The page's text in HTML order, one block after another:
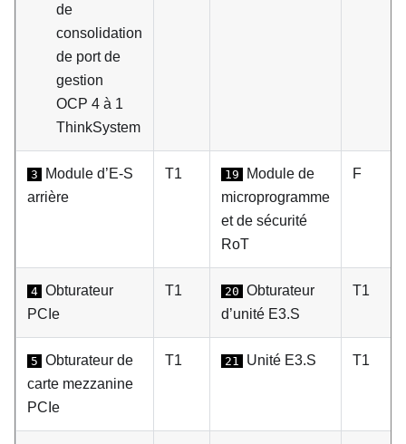
de
consolidation
de port de
gestion
OCP 4 à 1
ThinkSystem
3
Module d’E-S
arrière
T1 19
Module de
microprogramme
et de sécurité
RoT
F
4 Obturateur
PCIe
T1 20 Obturateur
d’unité E3.S
T1
5 Obturateur de
carte mezzanine
PCIe
T1 21 Unité E3.S T1